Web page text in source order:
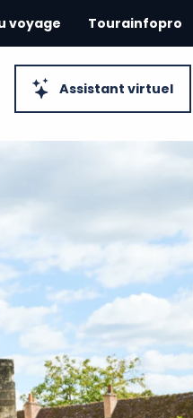
Assistant virtuel
voyage Tourainfopro